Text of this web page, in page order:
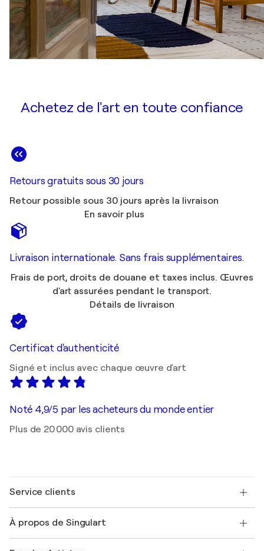
Achetez de l'art en toute confiance
Retours gratuits sous 30 jours
Retour possible sous 30 jours après la livraison
En savoir plus
Livraison internationale. Sans frais supplémentaires.
Frais de port, droits de douane et taxes inclus. Œuvres
d'art assurées pendant le transport.
Détails de livraison
Certificat d'authenticité
Signé et inclus avec chaque œuvre d'art
Noté 4,9/5 par les acheteurs du monde entier
Plus de 20 000 avis clients
Service clients
Expédition
À propos de Singulart